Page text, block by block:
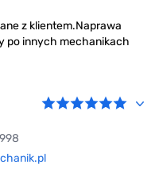
z klientem.Naprawa
po innych mechanikach